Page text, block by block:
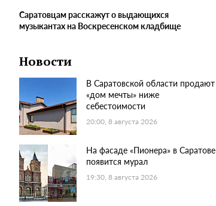
Саратовцам расскажут о выдающихся
музыкантах на Воскресенском кладбище
Новости
В Саратовской области продают
«дом мечты» ниже
себестоимости
20:00, 8 августа 2026
На фасаде «Пионера» в Саратове
появится мурал
19:30, 8 августа 2026